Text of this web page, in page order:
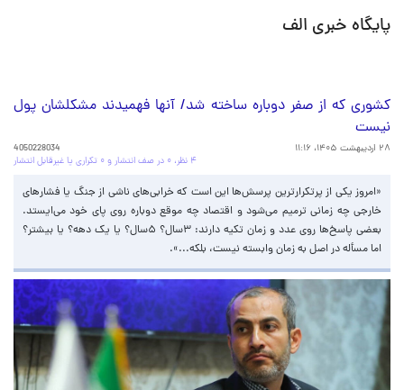
پایگاه خبری الف
‌کشوری که از صفر دوباره ساخته شد/ آنها فهمیدند مشکلشان‌ پول
نیست‌
۲۸ اردیبهشت ۱۴۰۵، ۱۱:۱۶
4050228034
۴ نظر، ۰ در صف انتشار و ۰ تکراری یا غیرقابل انتشار
«امروز یکی از پرتکرارترین پرسش‌ها این است که خرابی‌های ناشی از جنگ یا فشارهای
خارجی چه زمانی ترمیم می‌شود و اقتصاد چه موقع دوباره روی پای خود می‌ایستد.
بعضی پاسخ‌ها روی عدد و زمان تکیه دارند: ۳سال؟ ۵سال؟ یا یک دهه؟ یا بیشتر؟
اما مسأله در اصل به زمان وابسته نیست، بلکه...».